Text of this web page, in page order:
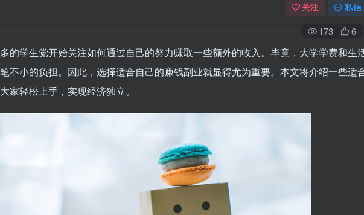
关注 私信
173 6
的学生党开始关注如何通过自己的努力赚取一些额外的收入。毕竟，大学学费和生
不小的负担。因此，选择适合自己的赚钱副业就显得尤为重要。本文将介绍一些适
家轻松上手，实现经济独立。